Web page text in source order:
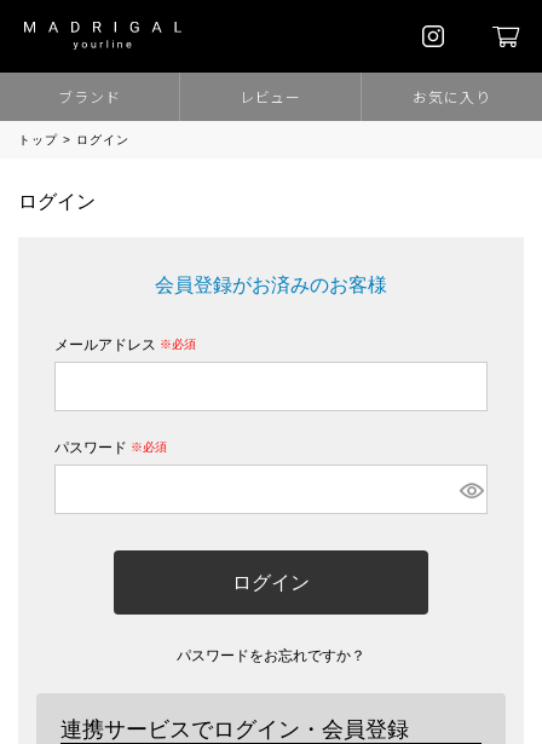
ブランド レビュー お気に入り
トップ ログイン
ログイン
会員登録がお済みのお客様
メールアドレス
(必須)
パスワード
(必須)
ログイン
パスワードをお忘れですか？
連携サービスでログイン・会員登録